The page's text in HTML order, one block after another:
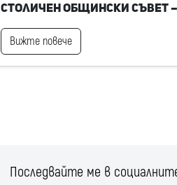
Столичен общински съвет –
Вижте повече
Последвайте ме в